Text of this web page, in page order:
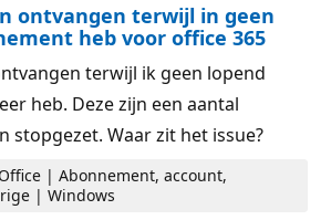
ontvangen terwijl in geen
heb voor office 365
terwijl ik geen lopend
heb. Deze zijn een aantal
stopgezet. Waar zit het issue?
| Abonnement, account,
| Windows